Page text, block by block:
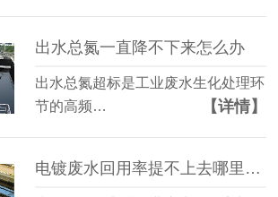
出水总氮一直降不下来怎么办
出水总氮超标是工业废水生化处理环
节的高频…
【详情】
电镀废水回用率提不上去哪里有问题